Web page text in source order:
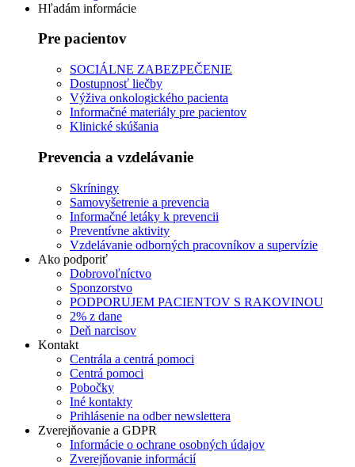
Hľadám informácie
Pre pacientov
SOCIÁLNE ZABEZPEČENIE
Dostupnosť liečby
Výživa onkologického pacienta
Informačné materiály pre pacientov
Klinické skúšania
Prevencia a vzdelávanie
Skríningy
Samovyšetrenie a prevencia
Informačné letáky k prevencii
Preventívne aktivity
Vzdelávanie odborných pracovníkov a supervízie
Ako podporiť
Dobrovoľníctvo
Sponzorstvo
PODPORUJEM PACIENTOV S RAKOVINOU
2% z dane
Deň narcisov
Kontakt
Centrála a centrá pomoci
Centrá pomoci
Pobočky
Iné kontakty
Prihlásenie na odber newslettera
Zverejňovanie a GDPR
Informácie o ochrane osobných údajov
Zverejňovanie informácií